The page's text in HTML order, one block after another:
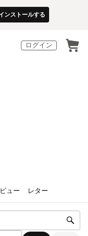
ンストールする
ログイン
ュー レター